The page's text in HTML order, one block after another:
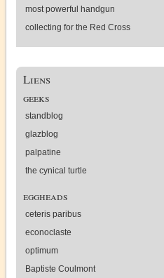
most powerful handgun
collecting for the Red Cross
Liens
geeks
standblog
glazblog
palpatine
the cynical turtle
eggheads
ceteris paribus
econoclaste
optimum
Baptiste Coulmont